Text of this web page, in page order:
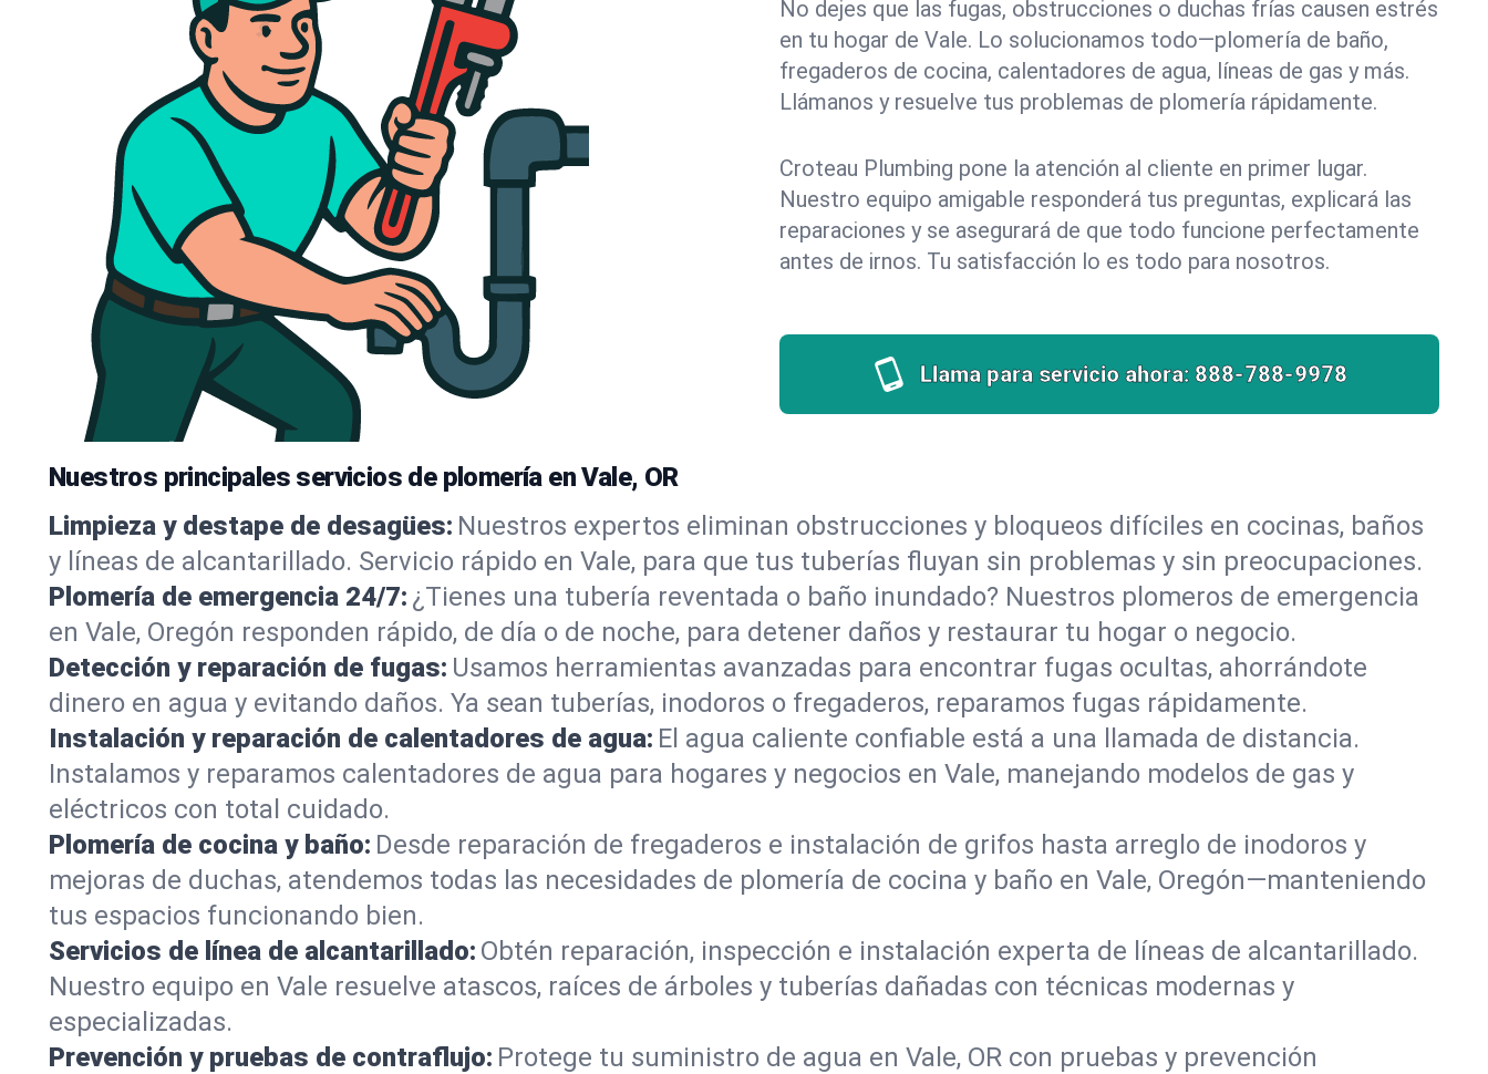
No dejes que las fugas, obstrucciones o duchas frías causen estrés
en tu hogar de Vale. Lo solucionamos todo—plomería de baño,
fregaderos de cocina, calentadores de agua, líneas de gas y más.
Llámanos y resuelve tus problemas de plomería rápidamente.
Croteau Plumbing pone la atención al cliente en primer lugar.
Nuestro equipo amigable responderá tus preguntas, explicará las
reparaciones y se asegurará de que todo funcione perfectamente
antes de irnos. Tu satisfacción lo es todo para nosotros.
Llama para servicio ahora: 888-788-9978
Nuestros principales servicios de plomería en Vale, OR
Limpieza y destape de desagües: Nuestros expertos eliminan obstrucciones y bloqueos difíciles en cocinas, baños
y líneas de alcantarillado. Servicio rápido en Vale, para que tus tuberías fluyan sin problemas y sin preocupaciones.
Plomería de emergencia 24/7: ¿Tienes una tubería reventada o baño inundado? Nuestros plomeros de emergencia
en Vale, Oregón responden rápido, de día o de noche, para detener daños y restaurar tu hogar o negocio.
Detección y reparación de fugas: Usamos herramientas avanzadas para encontrar fugas ocultas, ahorrándote
dinero en agua y evitando daños. Ya sean tuberías, inodoros o fregaderos, reparamos fugas rápidamente.
Instalación y reparación de calentadores de agua: El agua caliente confiable está a una llamada de distancia.
Instalamos y reparamos calentadores de agua para hogares y negocios en Vale, manejando modelos de gas y
eléctricos con total cuidado.
Plomería de cocina y baño: Desde reparación de fregaderos e instalación de grifos hasta arreglo de inodoros y
mejoras de duchas, atendemos todas las necesidades de plomería de cocina y baño en Vale, Oregón—manteniendo
tus espacios funcionando bien.
Servicios de línea de alcantarillado: Obtén reparación, inspección e instalación experta de líneas de alcantarillado.
Nuestro equipo en Vale resuelve atascos, raíces de árboles y tuberías dañadas con técnicas modernas y
especializadas.
Prevención y pruebas de contraflujo: Protege tu suministro de agua en Vale, OR con pruebas y prevención